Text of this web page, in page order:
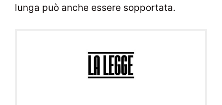
lunga può anche essere sopportata.